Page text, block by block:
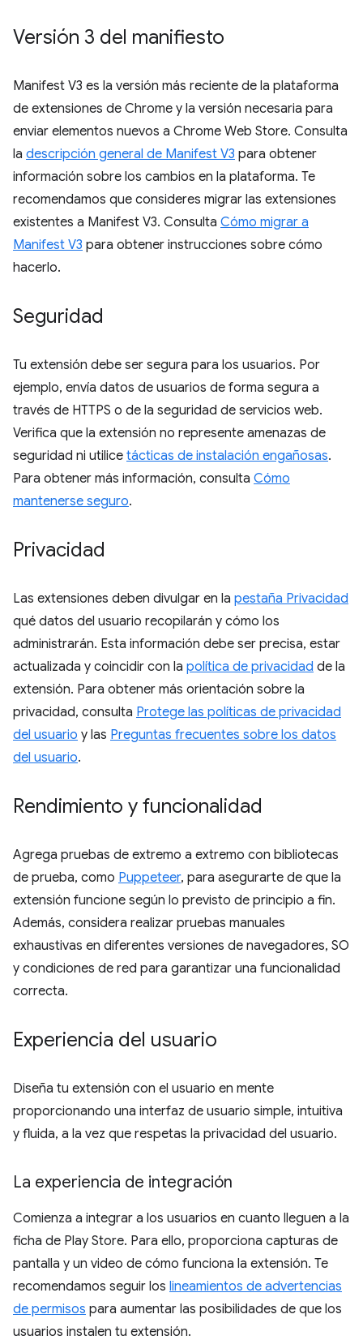
Versión 3 del manifiesto
Manifest V3 es la versión más reciente de la plataforma
de extensiones de Chrome y la versión necesaria para
enviar elementos nuevos a Chrome Web Store. Consulta
la descripción general de Manifest V3 para obtener
información sobre los cambios en la plataforma. Te
recomendamos que consideres migrar las extensiones
existentes a Manifest V3. Consulta Cómo migrar a
Manifest V3 para obtener instrucciones sobre cómo
hacerlo.
Seguridad
Tu extensión debe ser segura para los usuarios. Por
ejemplo, envía datos de usuarios de forma segura a
través de HTTPS o de la seguridad de servicios web.
Verifica que la extensión no represente amenazas de
seguridad ni utilice tácticas de instalación engañosas.
Para obtener más información, consulta Cómo
mantenerse seguro.
Privacidad
Las extensiones deben divulgar en la pestaña Privacidad
qué datos del usuario recopilarán y cómo los
administrarán. Esta información debe ser precisa, estar
actualizada y coincidir con la política de privacidad de la
extensión. Para obtener más orientación sobre la
privacidad, consulta Protege las políticas de privacidad
del usuario y las Preguntas frecuentes sobre los datos
del usuario.
Rendimiento y funcionalidad
Agrega pruebas de extremo a extremo con bibliotecas
de prueba, como Puppeteer, para asegurarte de que la
extensión funcione según lo previsto de principio a fin.
Además, considera realizar pruebas manuales
exhaustivas en diferentes versiones de navegadores, SO
y condiciones de red para garantizar una funcionalidad
correcta.
Experiencia del usuario
Diseña tu extensión con el usuario en mente
proporcionando una interfaz de usuario simple, intuitiva
y fluida, a la vez que respetas la privacidad del usuario.
La experiencia de integración
Comienza a integrar a los usuarios en cuanto lleguen a la
ficha de Play Store. Para ello, proporciona capturas de
pantalla y un video de cómo funciona la extensión. Te
recomendamos seguir los lineamientos de advertencias
de permisos para aumentar las posibilidades de que los
usuarios instalen tu extensión.